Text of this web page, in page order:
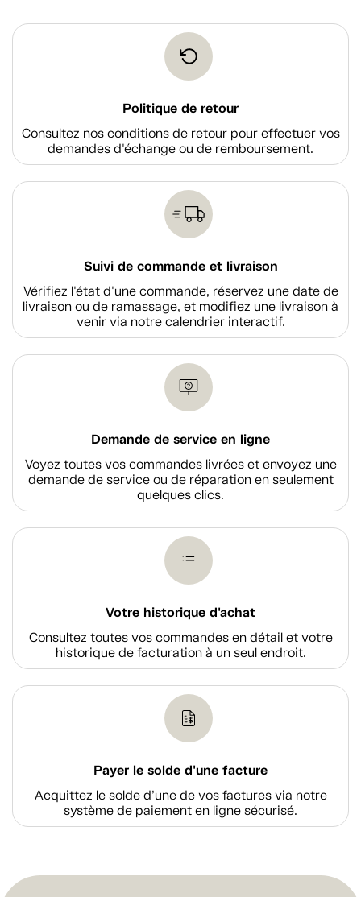
Politique de retour
Consultez nos conditions de retour pour effectuer vos
demandes d'échange ou de remboursement.
Suivi de commande et livraison
Vérifiez l'état d'une commande, réservez une date de
livraison ou de ramassage, et modifiez une livraison à
venir via notre calendrier interactif.
Demande de service en ligne
Voyez toutes vos commandes livrées et envoyez une
demande de service ou de réparation en seulement
quelques clics.
Votre historique d'achat
Consultez toutes vos commandes en détail et votre
historique de facturation à un seul endroit.
Payer le solde d'une facture
Acquittez le solde d’une de vos factures via notre
système de paiement en ligne sécurisé.